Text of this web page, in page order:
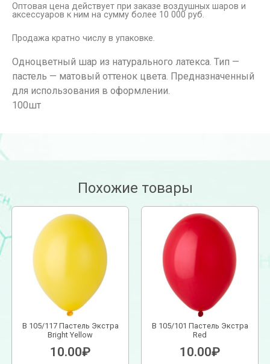
Оптовая цена действует при заказе воздушных шаров и
аксессуаров к ним на сумму более 10 000 руб.
Продажа кратно числу в упаковке.
Одноцветный шар из натурального латекса. Тип —
пастель — матовый оттенок цвета. Предназначенный
для использования в оформлении.
100шт
Похожие товары
В 105/117 Пастель Экстра
Bright Yellow
10.00₽
В 105/101 Пастель Экстра
Red
10.00₽